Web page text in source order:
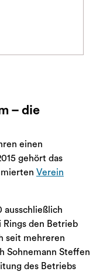
– die
einen
gehört das
Verein
ausschließlich
Rings den Betrieb
seit mehreren
Sohnemann Steffen
des Betriebs